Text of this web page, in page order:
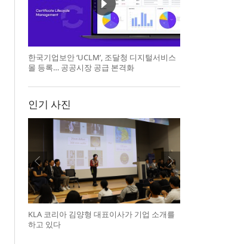
한국기업보안 ‘UCLM’, 조달청 디지털서비스
몰 등록… 공공시장 공급 본격화
인기 사진
KLA 코리아 김양형 대표이사가 기업 소개를
하고 있다